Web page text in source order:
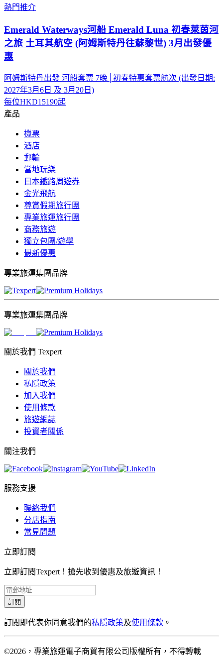
熱門推介
Emerald Waterways河船 Emerald Luna 初春萊茵河
之旅 土耳其航空 (阿姆斯特丹往蘇黎世) 3月出發優
惠
阿姆斯特丹出發 河船套票 7晚│初春特惠套票航次 (出發日期:
2027年3月6日 及 3月20日)
每位HKD15190起
產品
機票
酒店
郵輪
當地玩樂
日本鐵路周遊券
金光飛航
尊賞假期旅行團
專業旅運旅行團
商務旅遊
獨立包團/遊學
最新優惠
專業旅運集團品牌
專業旅運集團品牌
關於我們 Texpert
關於我們
私隱政策
加入我們
使用條款
旅遊網誌
投資者關係
關注我們
服務支援
聯絡我們
分店指南
常見問題
立即訂閱
立即訂閱Texpert！搶先收到優惠及旅遊資訊！
訂閱
訂閱即代表你同意我們的私隱政策及使用條款 。
©2026，專業旅運電子商貿有限公司版權所有，不得轉載